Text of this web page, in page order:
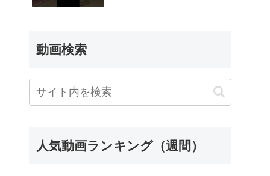
動画検索
人気動画ランキング（週間）